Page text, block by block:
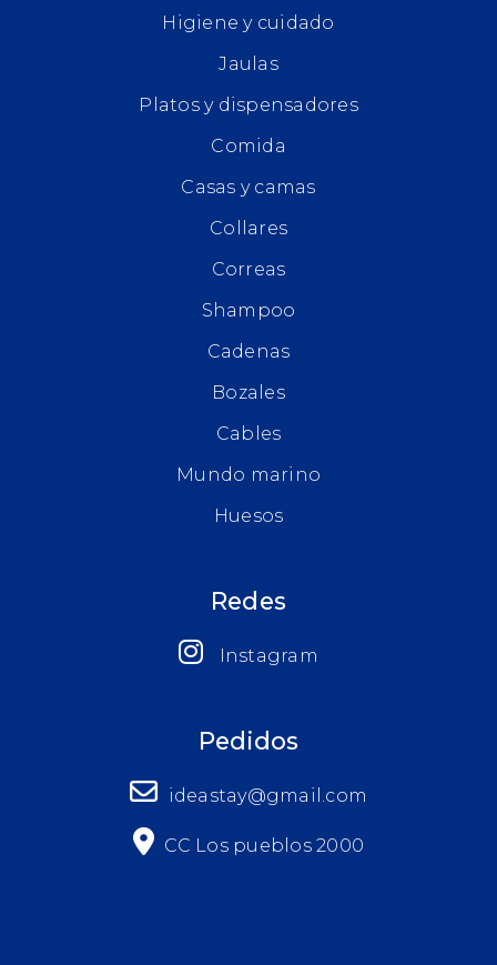
Higiene y cuidado
Jaulas
Platos y dispensadores
Comida
Casas y camas
Collares
Correas
Shampoo
Cadenas
Bozales
Cables
Mundo marino
Huesos
Redes
Instagram
Pedidos
ideastay@gmail.com
CC Los pueblos 2000